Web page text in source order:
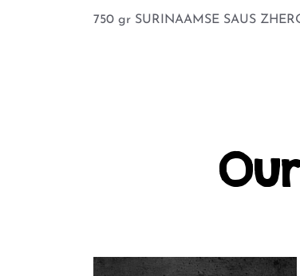
750 gr SURINAAMSE SAUS